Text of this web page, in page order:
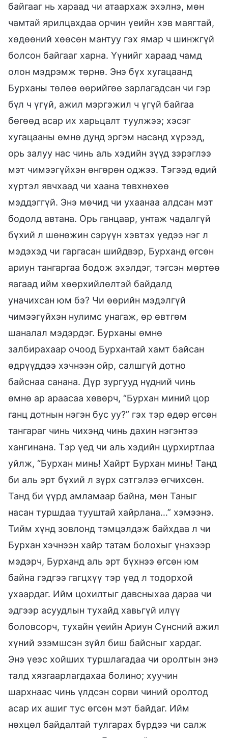
байгааг нь хараад чи атаархаж эхэлнэ, мөн
чамтай ярилцахдаа орчин үеийн хэв маягтай,
хөдөөний хөөсөн мантуу гэх ямар ч шинжгүй
болсон байгааг харна. Үүнийг хараад чамд
олон мэдрэмж төрнө. Энэ бүх хугацаанд
Бурханы төлөө өөрийгөө зарлагадсан чи гэр
бүл ч үгүй, ажил мэргэжил ч үгүй байгаа
бөгөөд асар их харьцалт туулжээ; хэсэг
хугацааны өмнө дунд эргэм насанд хүрээд,
орь залуу нас чинь аль хэдийн зүүд зэрэглээ
мэт чимээгүйхэн өнгөрөн оджээ. Тэгээд өдий
хүртэл явчхаад чи хаана төвхнөхөө
мэддэггүй. Энэ мөчид чи ухаанаа алдсан мэт
бодолд автана. Орь ганцаар, унтаж чадалгүй
бүхий л шөнөжин сэрүүн хэвтэх үедээ нэг л
мэдэхэд чи гаргасан шийдвэр, Бурханд өгсөн
ариун тангаргаа бодож эхэлдэг, тэгсэн мөртөө
яагаад ийм хөөрхийлөлтэй байдалд
уначихсан юм бэ? Чи өөрийн мэдэлгүй
чимээгүйхэн нулимс унагаж, өр өвтгөм
шаналал мэдэрдэг. Бурханы өмнө
залбирахаар очоод Бурхантай хамт байсан
өдрүүддээ хэчнээн ойр, салшгүй дотно
байснаа санана. Дүр зургууд нүдний чинь
өмнө ар араасаа хөвөрч, “Бурхан миний цор
ганц дотнын нэгэн бус уу?” гэх тэр өдөр өгсөн
тангараг чинь чихэнд чинь дахин нэгэнтээ
хангинана. Тэр үед чи аль хэдийн цурхиртлаа
уйлж, “Бурхан минь! Хайрт Бурхан минь! Танд
би аль эрт бүхий л зүрх сэтгэлээ өгчихсөн.
Танд би үүрд амламаар байна, мөн Таныг
насан туршдаа тууштай хайрлана…” хэмээнэ.
Тийм хүнд зовлонд тэмцэлдэж байхдаа л чи
Бурхан хэчнээн хайр татам болохыг үнэхээр
мэдэрч, Бурханд аль эрт бүхнээ өгсөн юм
байна гэдгээ гагцхүү тэр үед л тодорхой
ухаардаг. Ийм цохилтыг давсныхаа дараа чи
эдгээр асуудлын тухайд хавьгүй илүү
боловсорч, тухайн үеийн Ариун Сүнсний ажил
хүний эзэмшсэн зүйл биш байсныг хардаг.
Энэ үеэс хойших туршлагадаа чи оролтын энэ
талд хязгаарлагдахаа болино; хуучин
шархнаас чинь үлдсэн сорви чиний оролтод
асар их ашиг тус өгсөн мэт байдаг. Ийм
нөхцөл байдалтай тулгарах бүрдээ чи салж